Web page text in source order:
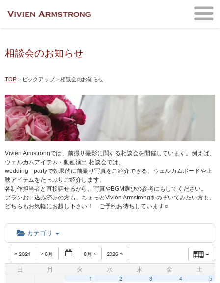
相談会のお知らせ
TOP ピックアップ 相談会のお知らせ
Vivien Armstrongでは、前撮り撮影に関する相談会を開催しています。例えば、
ウェルカムアイテム・動画演出 相談会では、
wedding partyで効果的に前撮り写真をご紹介できる、ウェルカムボードや上
映アイテムをたっぷりご紹介します。
各制作担当者と直接話せるから、写真やBGM選びの参考にもしてください。
プランお申込み済みの方も、ちょっとVivien Armstrongをのぞいてみたい方も、
どちらもお気軽にお越し下さい！ ご予約お待ちしています♬
カテゴリ
2024 6月 8月 2026
日 月 火 水 木 金 土
1 2 3 4 5